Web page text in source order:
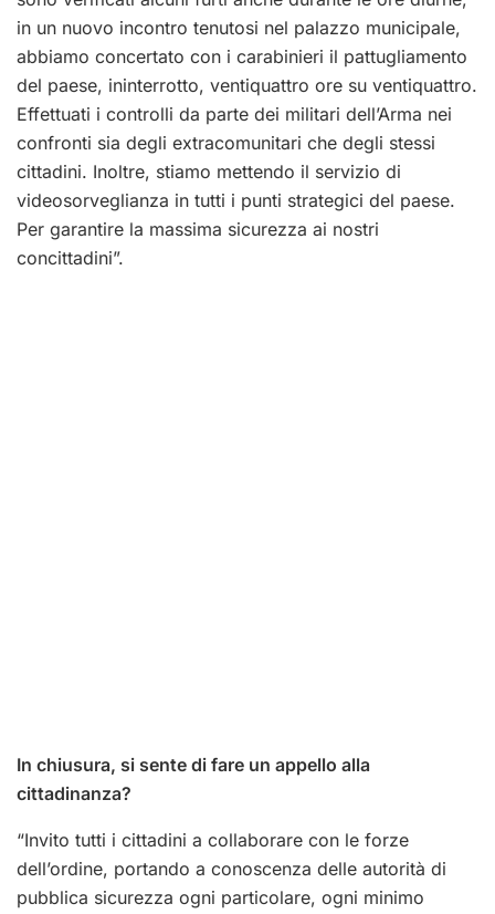
in un nuovo incontro tenutosi nel palazzo municipale,
abbiamo concertato con i carabinieri il pattugliamento
del paese, ininterrotto, ventiquattro ore su ventiquattro.
Effettuati i controlli da parte dei militari dell’Arma nei
confronti sia degli extracomunitari che degli stessi
cittadini. Inoltre, stiamo mettendo il servizio di
videosorveglianza in tutti i punti strategici del paese.
Per garantire la massima sicurezza ai nostri
concittadini”.
In chiusura, si sente di fare un appello alla
cittadinanza?
“Invito tutti i cittadini a collaborare con le forze
dell’ordine, portando a conoscenza delle autorità di
pubblica sicurezza ogni particolare, ogni minimo